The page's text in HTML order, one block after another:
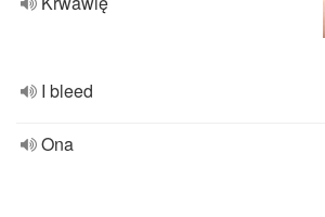
I bleed
Ona